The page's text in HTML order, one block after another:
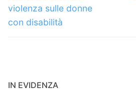
violenza sulle donne
con disabilità
IN EVIDENZA